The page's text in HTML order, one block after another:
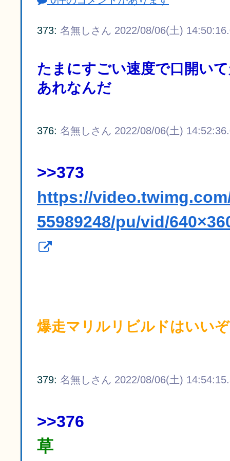
373: 名無しさん 2022/08/06(土)
たまにすごい速度で口開い
あれなんだ
376: 名無しさん 2022/08/06(土)
>>373
https://
55989248/pu/vid/
爆走マリルリビルドはいいぞ
379: 名無しさん 2022/08/06(土)
>>376
草